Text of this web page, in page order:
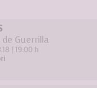
Guerrilla
| 19:00 h